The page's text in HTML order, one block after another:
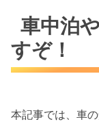
車中泊
すぞ！
本記事では、車